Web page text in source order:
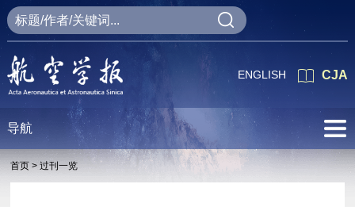
CJA
ENGLISH
导航
首页 > 过刊一览